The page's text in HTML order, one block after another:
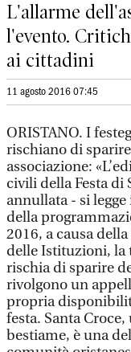
L'allarme
l'evento.
ai cittadini
11 agosto 2016 07:45
ORISTANO. I
rischiano di
associazione:
civili della Festa di
annullata - si
della
2016, a causa
delle Istituzioni, la
rischia di sparire
rivolgono un
propria
festa. Santa
bestiame, è una